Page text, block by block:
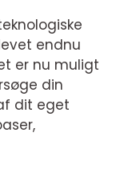
endnu
er nu muligt
din
dit eget